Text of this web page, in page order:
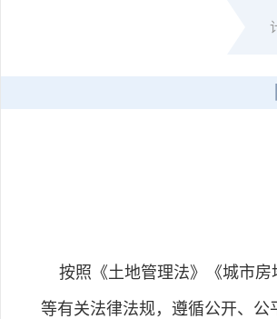
按照《土地管理法》《城市房
等有关法律法规，遵循公开、